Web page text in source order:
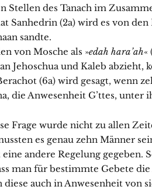
Stellen des Tanach im
Sanhedrin (2a) wird es von
sandte.
von Mosche als »edah hara’ah«
Jehoschua und Kaleb abzieht,
(6a) wird gesagt, wenn
die Anwesenheit G’ttes, unter
Frage wurde nicht zu allen
es genau zehn Männer
eine andere Regelung
man für bestimmte Gebete
diese auch in Anwesenheit von